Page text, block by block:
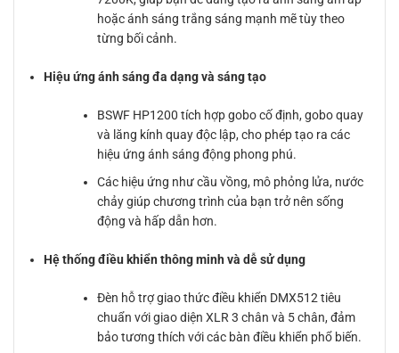
hoặc ánh sáng trắng sáng mạnh mẽ tùy theo
từng bối cảnh.
Hiệu ứng ánh sáng đa dạng và sáng tạo
BSWF HP1200 tích hợp gobo cố định, gobo quay
và lăng kính quay độc lập, cho phép tạo ra các
hiệu ứng ánh sáng động phong phú.
Các hiệu ứng như cầu vồng, mô phỏng lửa, nước
chảy giúp chương trình của bạn trở nên sống
động và hấp dẫn hơn.
Hệ thống điều khiển thông minh và dễ sử dụng
Đèn hỗ trợ giao thức điều khiển DMX512 tiêu
chuẩn với giao diện XLR 3 chân và 5 chân, đảm
bảo tương thích với các bàn điều khiển phổ biến.